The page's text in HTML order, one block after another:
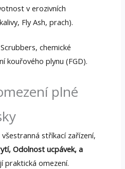
v erozivních
Fly Ash, prach).
chemické
kouřového plynu (FGD).
plné
stříkací zařízení,
Odolnost ucpávek, a
praktická omezení.